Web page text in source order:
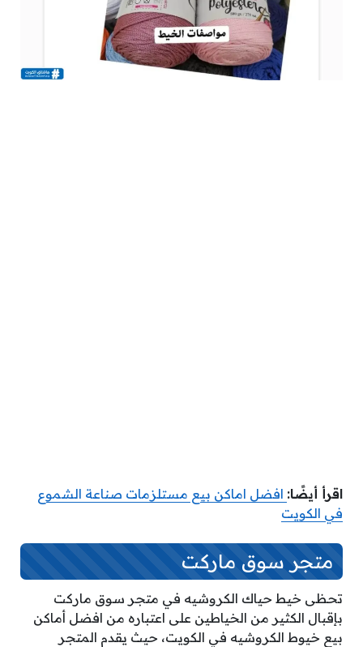
اقرأ أيضًا: افضل اماكن بيع مستلزمات صناعة الشموع
في الكويت
متجر سوق ماركت
تحظى خيط حياك الكروشيه في متجر سوق ماركت
بإقبال الكثير من الخياطين على اعتباره من افضل أماكن
بيع خيوط الكروشيه في الكويت، حيث يقدم المتجر